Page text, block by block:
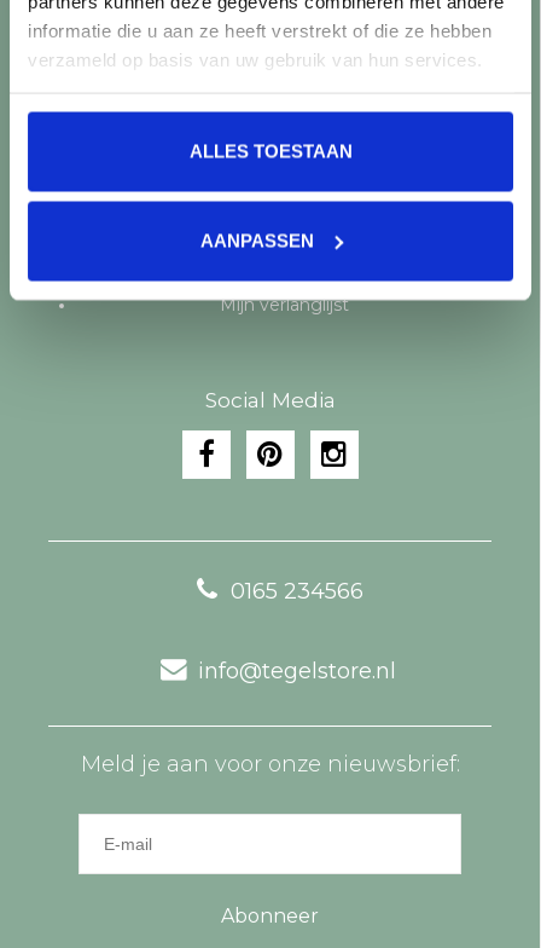
informatie die u aan ze heeft verstrekt of die ze hebben
verzameld op basis van uw gebruik van hun services.
ALLES TOESTAAN
AANPASSEN
Aanbiedingen
Merken
Tags
Mijn bestellingen
Mijn verlanglijst
Social Media
0165 234566
info@tegelstore.nl
Meld je aan voor onze nieuwsbrief:
Abonneer